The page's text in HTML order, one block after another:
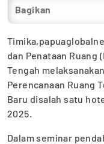
Bagikan
dan Penataan Ruang
Tengah
Perencanaan Ruang
Baru disalah satu
2025.
Dalam seminar